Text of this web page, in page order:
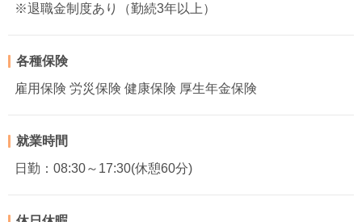
※退職金制度あり（勤続3年以上）
各種保険
雇用保険 労災保険 健康保険 厚生年金保険
就業時間
日勤：08:30～17:30(休憩60分)